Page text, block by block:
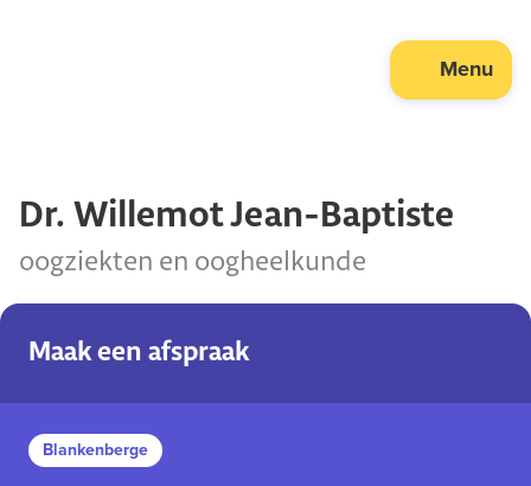
Menu
Dr. Willemot Jean-Baptiste
oogziekten en oogheelkunde
Maak een afspraak
Blankenberge